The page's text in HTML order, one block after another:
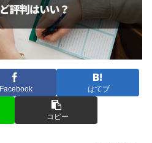
Facebook はてブ
コピー